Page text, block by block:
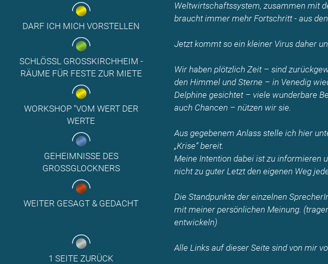
DARF ICH MICH VORSTELLEN
SCHLÖSSL GROSSKIRCHHEIM - R
ÄUME FÜR FESTE ZUR MIETE
WORKSHOP "VOM WERT DER
WERTE
GEHEIMNISSE DES
GROSSGLOCKNERS
WEITER GESAGT & GEDACHT
1 SEITE ZURÜCK
Weltwirtschaftssystem, zusammen mit
braucht immer mehr Fortschritt - aus
Jetzt kommt so ein kleiner Virus daher
Wir haben plötzlich Zeit – sind
den Himmel und Sterne – in Venedig
Delphine gesichtet – viele wunderbare
auch Chancen – nützen wir sie.
Aus gegebenem Anlass stelle ich hier
„Krise“ bereit.
Meine Intention dabei ist zu informieren
nicht zu guter Letzt den eigenen Weg
Die Standpunkte der einzelnen
mit meiner persönlichen Meinung.
entwickeln)
Alle Links auf dieser Seite sind von mir